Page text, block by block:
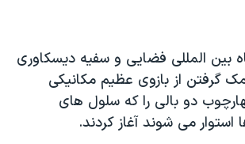
آمریکا
بين المللی فضايی و سفيه ديسکاوری
گرفتن از بازوی عظيم مکانيکی
دو بالی را که سلول های
می شوند آغاز کردند.